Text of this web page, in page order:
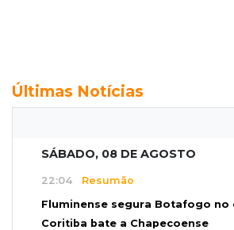
Últimas Notícias
SÁBADO, 08 DE AGOSTO
22:04 Resumão
Fluminense segura Botafogo no
Coritiba bate a Chapecoense